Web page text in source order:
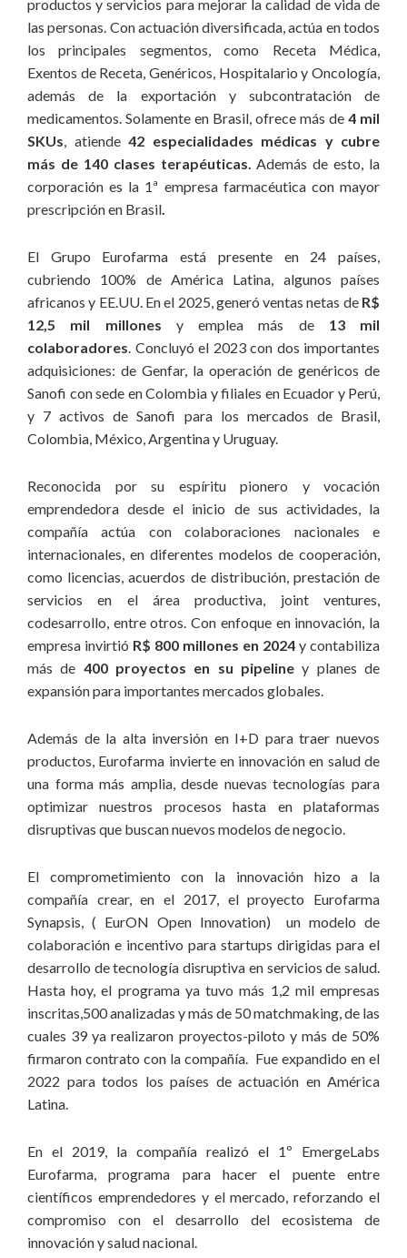
permanente el diálogo, la atracción y la formalización de
alianzas estratégicas;
5. Empreendedorismo:para anticiparnos al futuro, creamos
nuevas y mejores formas de conducir la empresa en todas las
áreas, más allá de la innovación inherente a las actividades de
I+D, nuestros liderazgos están abiertos a lo “nuevo” y
mantienen el espíritu vanguardista de la compañía;
6. Ética:
en conformidad con el Código de la Compañía, las
ética y la transparencia en todas las acciones y operaciones
realizadas en la empresa y en su nombre;
7. Igualdad (Diversidad):celamos por un ambiente
favorable e imparcial en el cual impera el respeto. Para ello,
establecimos compromisos relacionados a la diversidad, la
justicia y la igualdad en las relaciones entre colaboradores y
demás públicos;
parte integral de la actividad empresarial dinámica y exitosa,
la generación de resultados positivos promueve el
crecimiento de la organización por medio de la reinversión de
recursos en el propio negocio;
9. Respeto:
tenemos orgullo de nuestra trayectoria, origen y
capacidad de superación. Nuestra historia está construida
para reflejar nuestro compromiso con el crecimiento de
nuestros colaboradores y con el desarrollo de los países en
los cuales actuamos, manteniendo el respeto a los pueblos y
culturas con los cuales nos relacionamos;
10. Resultado: reconocemos las diferentes contribuciones
para cumplimiento de nuestros objetivos y compartimos la
riqueza generada con colaboradores y sociedad, por medio
de programas de meritocracia, ampliación del acceso e
inversiones sociales.
productos y servicios para mejorar la calidad de vida de
las personas. Con actuación diversificada, actúa en todos
los principales segmentos, como Receta Médica,
Exentos de Receta, Genéricos, Hospitalario y Oncología,
además de la exportación y subcontratación de
medicamentos. Solamente en Brasil, ofrece más de 4 mil
SKUs, atiende 42 especialidades médicas y cubre
más de 140 clases terapéuticas. Además de esto, la
corporación es la 1ª empresa farmacéutica con mayor
prescripción en Brasil.
El Grupo Eurofarma está presente en 24 países,
cubriendo 100% de América Latina, algunos países
africanos y EE.UU. En el 2025, generó ventas netas de R$
12,5 mil millones y emplea más de 13 mil
colaboradores. Concluyó el 2023 con dos importantes
adquisiciones: de Genfar, la operación de genéricos de
Sanofi con sede en Colombia y filiales en Ecuador y Perú,
y 7 activos de Sanofi para los mercados de Brasil,
Colombia, México, Argentina y Uruguay.
Reconocida por su espíritu pionero y vocación
emprendedora desde el inicio de sus actividades, la
compañía actúa con colaboraciones nacionales e
internacionales, en diferentes modelos de cooperación,
como licencias, acuerdos de distribución, prestación de
servicios en el área productiva, joint ventures,
codesarrollo, entre otros. Con enfoque en innovación, la
empresa invirtió R$ 800 millones en 2024 y contabiliza
más de 400 proyectos en su pipeline y planes de
expansión para importantes mercados globales.
Además de la alta inversión en I+D para traer nuevos
productos, Eurofarma invierte en innovación en salud de
una forma más amplia, desde nuevas tecnologías para
optimizar nuestros procesos hasta en plataformas
disruptivas que buscan nuevos modelos de negocio.
El comprometimiento con la innovación hizo a la
compañía crear, en el 2017, el proyecto Eurofarma
Synapsis, ( EurON Open Innovation) un modelo de
colaboración e incentivo para startups dirigidas para el
desarrollo de tecnología disruptiva en servicios de salud.
Hasta hoy, el programa ya tuvo más 1,2 mil empresas
inscritas,500 analizadas y más de 50 matchmaking, de las
cuales 39 ya realizaron proyectos-piloto y más de 50%
firmaron contrato con la compañía. Fue expandido en el
2022 para todos los países de actuación en América
Latina.
En el 2019, la compañía realizó el 1º EmergeLabs
Eurofarma, programa para hacer el puente entre
científicos emprendedores y el mercado, reforzando el
compromiso con el desarrollo del ecosistema de
innovación y salud nacional.